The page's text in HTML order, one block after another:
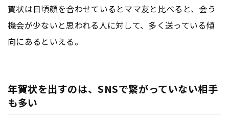
賀状は日頃顔を合わせているとママ友と比べると、会う
機会が少ないと思われる人に対して、多く送っている傾
向にあるといえる。
年賀状を出すのは、SNSで繋がっていない相手
も多い